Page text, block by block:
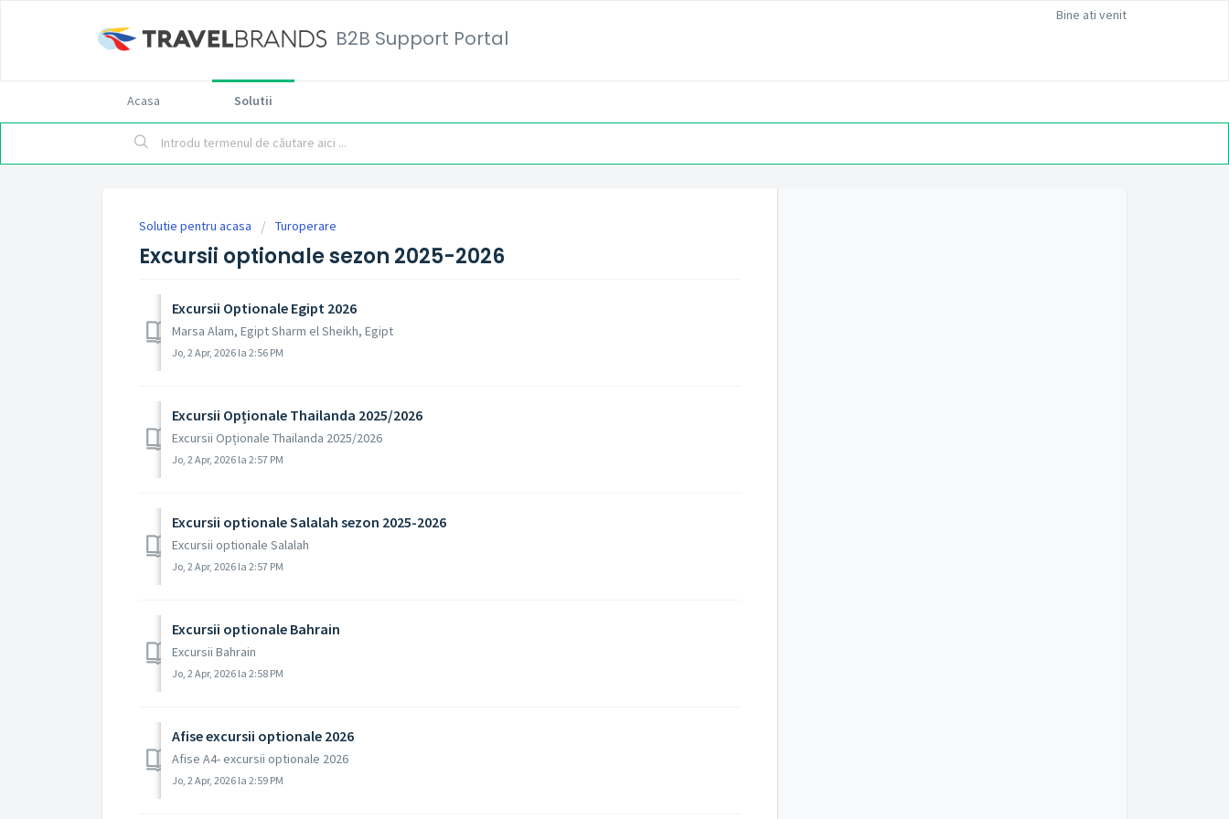
B2B Support Portal
Bine ati venit
Acasa Solutii
Solutie pentru acasa Turoperare
Excursii optionale sezon 2025-2026
Excursii Optionale Egipt 2026
Marsa Alam, Egipt Sharm el Sheikh, Egipt
Jo, 2 Apr, 2026 la 2:56 PM
Excursii Opționale Thailanda 2025/2026
Excursii Opționale Thailanda 2025/2026
Jo, 2 Apr, 2026 la 2:57 PM
Excursii optionale Salalah sezon 2025-2026
Excursii optionale Salalah
Jo, 2 Apr, 2026 la 2:57 PM
Excursii optionale Bahrain
Excursii Bahrain
Jo, 2 Apr, 2026 la 2:58 PM
Afise excursii optionale 2026
Afise A4- excursii optionale 2026
Jo, 2 Apr, 2026 la 2:59 PM